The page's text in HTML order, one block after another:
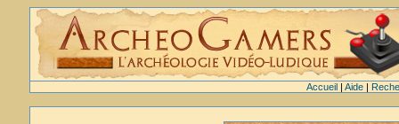
Accueil| Aide|